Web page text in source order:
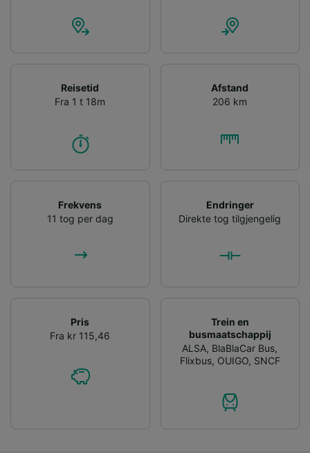
Reisetid
Fra 1 t 18m
Afstand
206 km
Frekvens
11 tog per dag
Endringer
Direkte tog tilgjengelig
Pris
Fra kr 115,46
Trein en
busmaatschappij
ALSA, BlaBlaCar Bus,
Flixbus, OUIGO, SNCF